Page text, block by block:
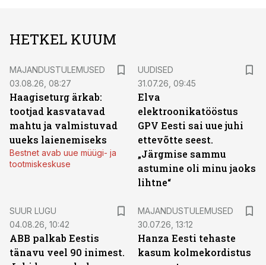
HETKEL KUUM
MAJANDUSTULEMUSED
03.08.26, 08:27
Haagiseturg ärkab:
tootjad kasvatavad
mahtu ja valmistuvad
uueks laienemiseks
Bestnet avab uue müügi- ja
tootmiskeskuse
UUDISED
31.07.26, 09:45
Elva
elektroonikatööstus
GPV Eesti sai uue juhi
ettevõtte seest.
„Järgmise sammu
astumine oli minu jaoks
lihtne“
SUUR LUGU
04.08.26, 10:42
ABB palkab Eestis
tänavu veel 90 inimest.
MAJANDUSTULEMUSED
30.07.26, 13:12
Hanza Eesti tehaste
kasum kolmekordistus